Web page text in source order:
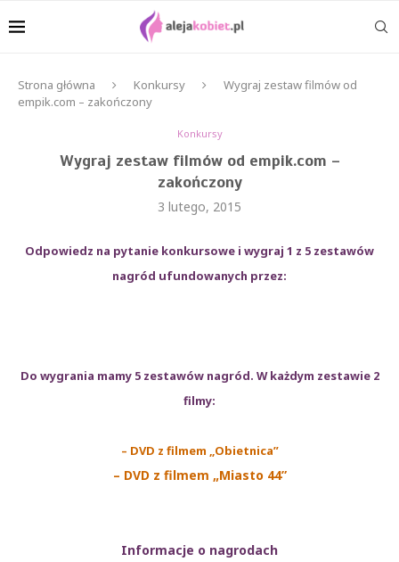
Strona główna Konkursy
Wygraj zestaw filmów od
empik.com – zakończony
Konkursy
Wygraj zestaw filmów od empik.com –
zakończony
3 lutego, 2015
Odpowiedz na pytanie konkursowe i wygraj 1 z 5 zestawów
nagród ufundowanych przez:
Do wygrania mamy 5 zestawów nagród. W każdym zestawie 2
filmy:
– DVD z filmem „Obietnica”
– DVD z filmem „Miasto 44”
Informacje o nagrodach